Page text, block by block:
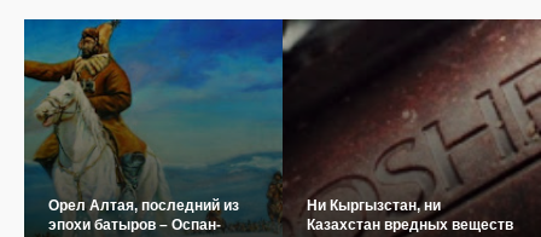
Орел Алтая, последний из
эпохи батыров – Оспан-
Ни Кыргызстан, ни
Казахстан вредных веществ